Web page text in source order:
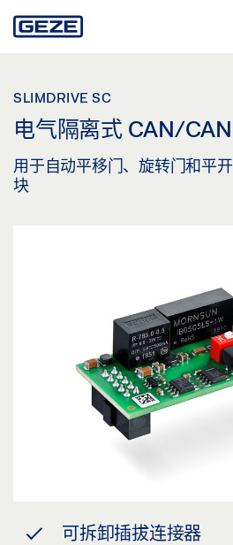
to
SLIMDRIVE SC
电气隔离式 CAN/
用于自动平移门、旋转门和平
块
可拆卸插拔连接器